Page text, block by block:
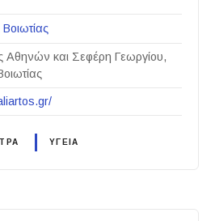
Βοιωτίας
και Σεφέρη Γεωργίου,
ΥΓΕΙΑ